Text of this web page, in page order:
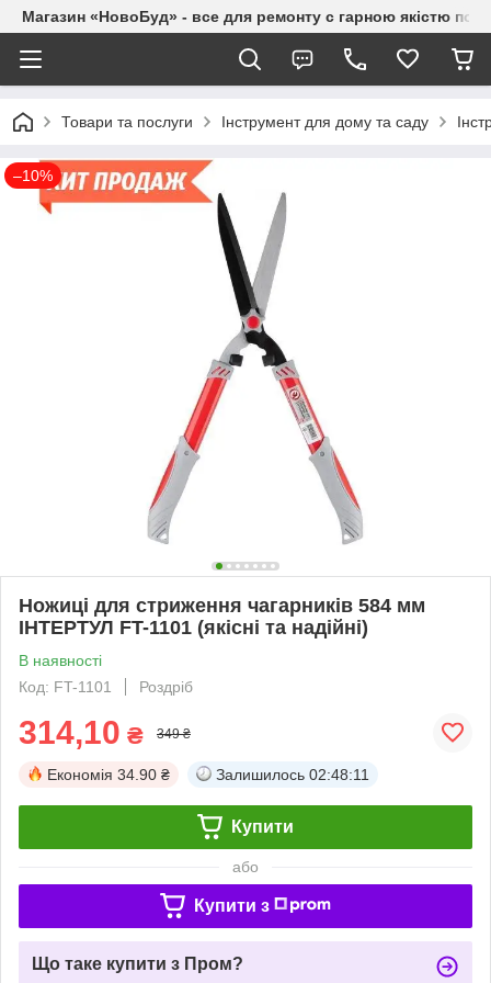
Магазин «НовоБуд» - все для ремонту с гарною якістю по
Товари та послуги Інструмент для дому та саду
–10%
Ножиці для стриження чагарників 584 мм
ІНТЕРТУЛ FT-1101 (якісні та надійні)
В наявності
Код: FT-1101
Роздріб
314,10 ₴ 349 ₴
Економія 34.90 ₴ Залишилось 02:48:11
Купити
або
Купити з
Що таке купити з Пром?